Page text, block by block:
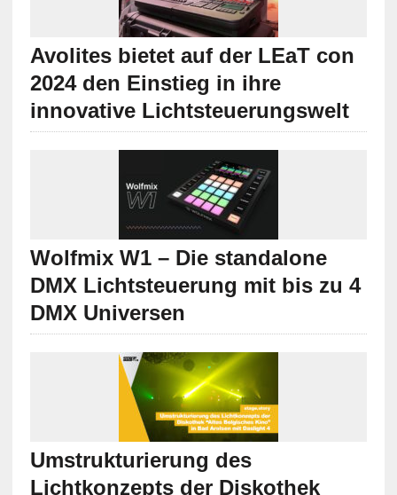
Avolites bietet auf der LEaT con
2024 den Einstieg in ihre
Wolfmix W1 – Die standalone
DMX Lichtsteuerung mit bis zu 4